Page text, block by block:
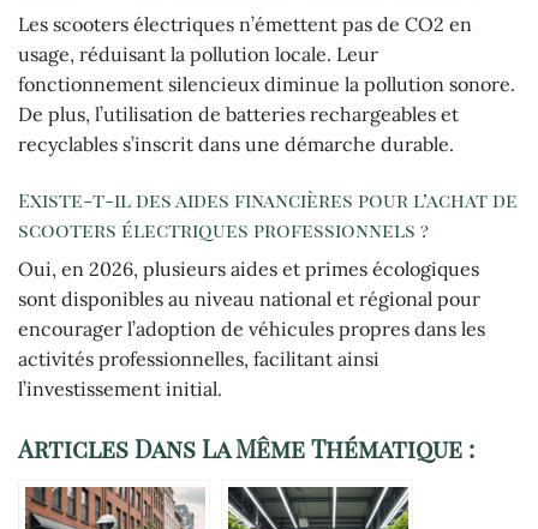
Les scooters électriques n’émettent pas de CO2 en
usage, réduisant la pollution locale. Leur
fonctionnement silencieux diminue la pollution sonore.
De plus, l’utilisation de batteries rechargeables et
recyclables s’inscrit dans une démarche durable.
Existe-t-il des aides financières pour l’achat de
scooters électriques professionnels ?
Oui, en 2026, plusieurs aides et primes écologiques
sont disponibles au niveau national et régional pour
encourager l’adoption de véhicules propres dans les
activités professionnelles, facilitant ainsi
l’investissement initial.
Articles Dans La Même Thématique :